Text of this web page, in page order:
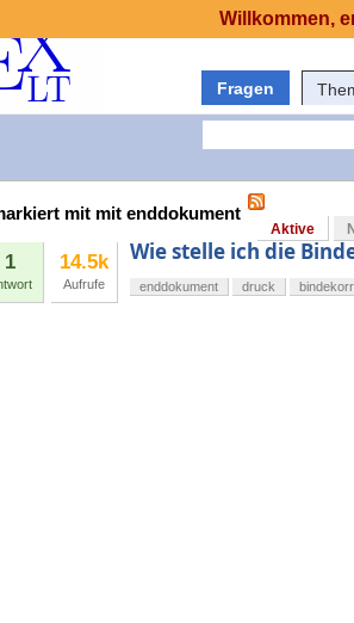
Fragen
mit mit enddokument
Aktive
1 14.5k
Aufrufe
Wie stelle ich die
enddokument druck
Willkommen,